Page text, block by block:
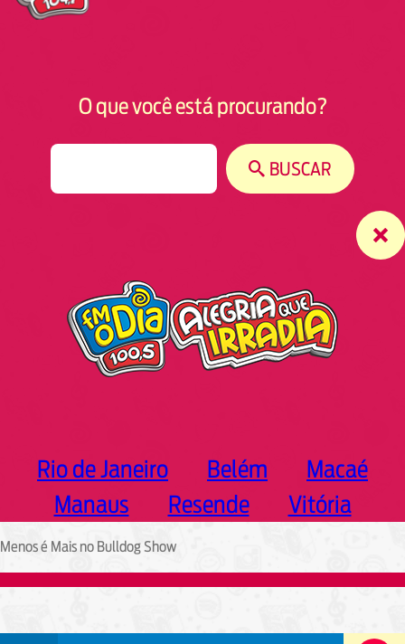
O que você está procurando?
BUSCAR
Rio de Janeiro Belém
Macaé
Manaus
Resende Vitória
Menos é Mais no Bulldog Show